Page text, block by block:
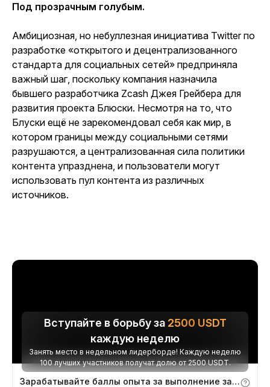
Под прозрачным голубым.
Амбициозная, но небуллезная инициатива Twitter по
разработке «открытого и децентрализованного
стандарта для социальных сетей» предприняла
важный шаг, поскольку компания назначила
бывшего разработчика Zcash Джея Грейбера для
развития проекта Блюски. Несмотря на то, что
Блуски ещё не зарекомендовал себя как мир, в
котором границы между социальными сетями
разрушаются, а централизованная сила политики
контента упразднена, и пользователи могут
использовать пул контента из различных
источников.
Вступайте в борьбу за 2500 USDT
каждую неделю
Занять место в недельном лидерборде! Каждую неделю
100 лучших участников получат долю от 2500 USDT.
Зарабатывайте баллы опыта за выполнение заданий